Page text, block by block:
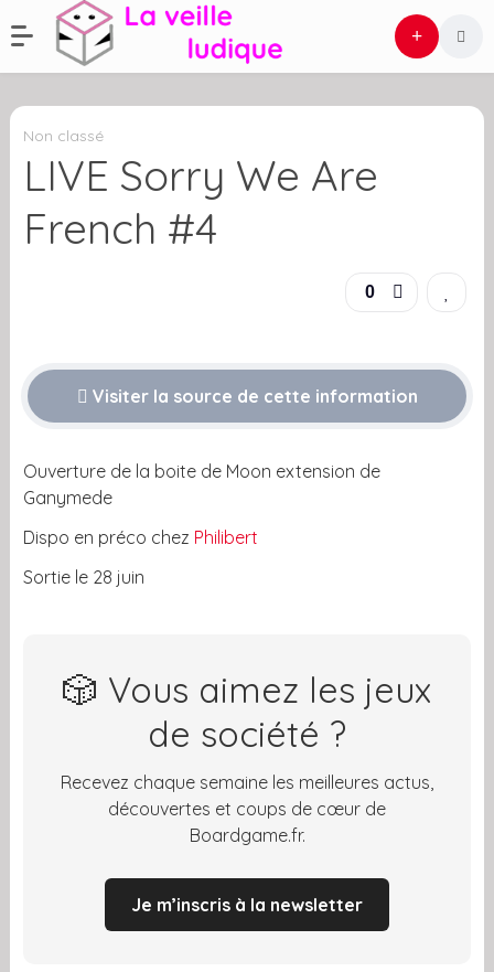
Non classé
LIVE Sorry We Are
French #4
0
Visiter la source de cette information
Ouverture de la boite de Moon extension de
Ganymede
Dispo en préco chez Philibert
Sortie le 28 juin
🎲 Vous aimez les jeux
de société ?
Recevez chaque semaine les meilleures actus,
découvertes et coups de cœur de
Boardgame.fr.
Je m’inscris à la newsletter